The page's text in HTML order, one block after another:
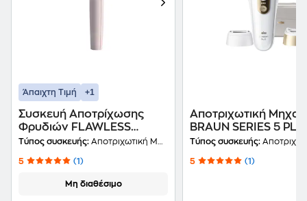
Άπαιχτη Τιμή +1
Συσκευή Αποτρίχωσης
Φρυδιών FLAWLESS
FINISHING TOUCH BROWS
Τύπος συσκευής: Αποτριχωτική Μηχανή
5 (1)
Μη διαθέσιμο
Αποτριχωτική
BRAUN SERIES 5
IPL Λευκό
Τύπος συσκευής:
5 (1)